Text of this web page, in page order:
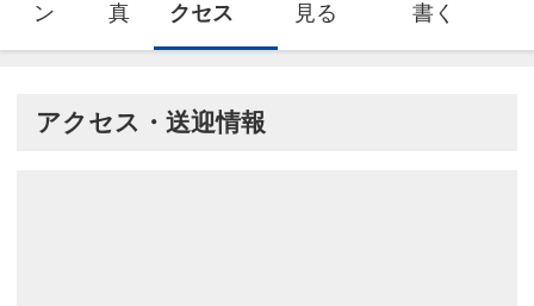
ン
真
クセス
見る
書く
アクセス・送迎情報